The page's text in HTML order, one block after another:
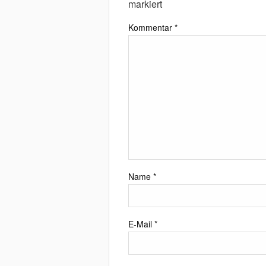
markiert
Kommentar *
Name *
E-Mail *